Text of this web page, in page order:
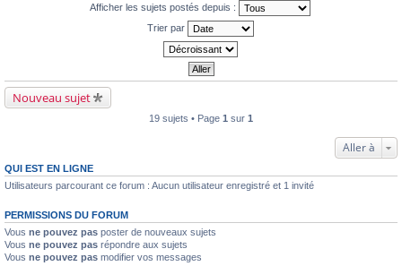
Afficher les sujets postés depuis :
Trier par
Nouveau sujet
19 sujets • Page 1 sur 1
Aller à
QUI EST EN LIGNE
Utilisateurs parcourant ce forum : Aucun utilisateur enregistré et 1 invité
PERMISSIONS DU FORUM
Vous ne pouvez pas poster de nouveaux sujets
Vous ne pouvez pas répondre aux sujets
Vous ne pouvez pas modifier vos messages